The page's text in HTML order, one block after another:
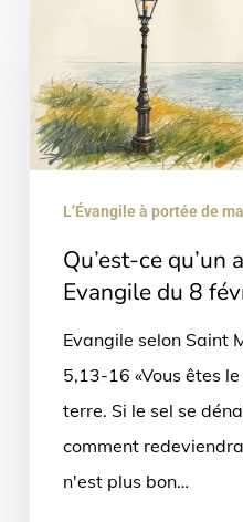
qu’un
almud
|
EvangileL’Évangile à portée de
Qu’est-ce qu’un
Evangile du 8
Evangile selon Saint
5,13-16 «Vous êtes
terre. Si le sel se
comment
n'est plus bon…